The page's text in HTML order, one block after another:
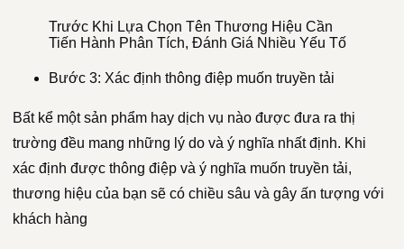
Trước Khi Lựa Chọn Tên Thương Hiệu Cần
Tiến Hành Phân Tích, Đánh Giá Nhiều Yếu Tố
Bước 3: Xác định thông điệp muốn truyền tải
Bất kể một sản phẩm hay dịch vụ nào được đưa ra thị
trường đều mang những lý do và ý nghĩa nhất định. Khi
xác định được thông điệp và ý nghĩa muốn truyền tải,
thương hiệu của bạn sẽ có chiều sâu và gây ấn tượng với
khách hàng